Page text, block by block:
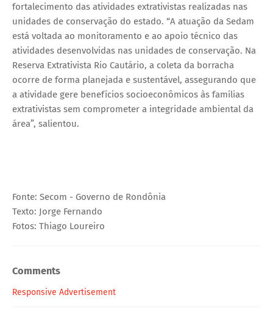
fortalecimento das atividades extrativistas realizadas nas
unidades de conservação do estado. “A atuação da Sedam
está voltada ao monitoramento e ao apoio técnico das
atividades desenvolvidas nas unidades de conservação. Na
Reserva Extrativista Rio Cautário, a coleta da borracha
ocorre de forma planejada e sustentável, assegurando que
a atividade gere benefícios socioeconômicos às famílias
extrativistas sem comprometer a integridade ambiental da
área”, salientou.
Fonte: Secom - Governo de Rondônia
Texto: Jorge Fernando
Fotos: Thiago Loureiro
Comments
Responsive Advertisement